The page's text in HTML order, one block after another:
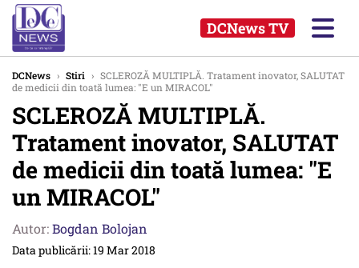
DCNews TV
DCNews › Stiri › SCLEROZĂ MULTIPLĂ. Tratament inovator, SALUTAT
de medicii din toată lumea: "E un MIRACOL"
SCLEROZĂ MULTIPLĂ.
Tratament inovator, SALUTAT
de medicii din toată lumea: "E
un MIRACOL"
Autor:Bogdan Bolojan
Data publicării: 19 Mar 2018